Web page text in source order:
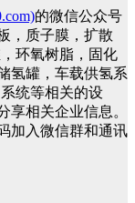
的微信公众号
，质子膜，扩散
环氧树脂，固化
氢罐，车载供氢系
统等相关的设
享相关企业信息。
加入微信群和通讯